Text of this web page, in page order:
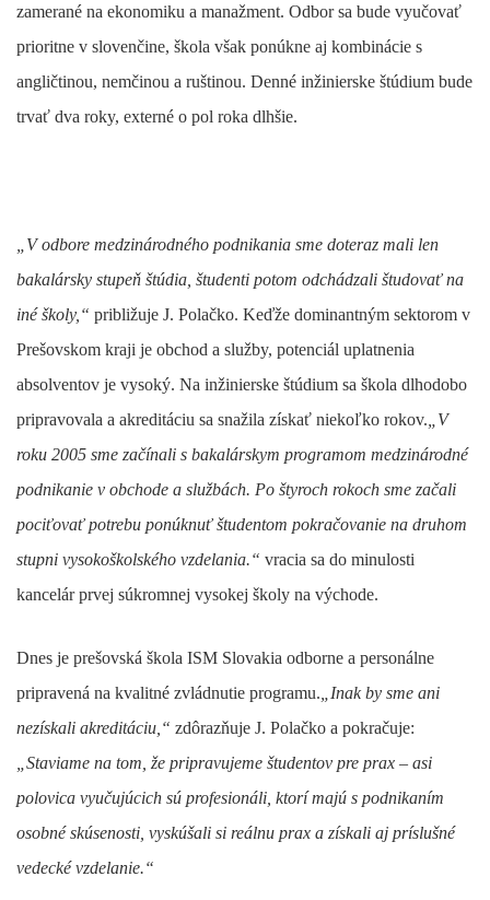
zamerané na ekonomiku a manažment. Odbor sa bude vyučovať
prioritne v slovenčine, škola však ponúkne aj kombinácie s
angličtinou, nemčinou a ruštinou. Denné inžinierske štúdium bude
trvať dva roky, externé o pol roka dlhšie.
„V odbore medzinárodného podnikania sme doteraz mali len
bakalársky stupeň štúdia, študenti potom odchádzali študovať na
iné školy,“ približuje J. Polačko. Keďže dominantným sektorom v
Prešovskom kraji je obchod a služby, potenciál uplatnenia
absolventov je vysoký. Na inžinierske štúdium sa škola dlhodobo
pripravovala a akreditáciu sa snažila získať niekoľko rokov. „V
roku 2005 sme začínali s bakalárskym programom medzinárodné
podnikanie v obchode a službách. Po štyroch rokoch sme začali
pociťovať potrebu ponúknuť študentom pokračovanie na druhom
stupni vysokoškolského vzdelania.“ vracia sa do minulosti
kancelár prvej súkromnej vysokej školy na východe.
Dnes je prešovská škola ISM Slovakia odborne a personálne
pripravená na kvalitné zvládnutie programu. „Inak by sme ani
nezískali akreditáciu,“ zdôrazňuje J. Polačko a pokračuje:
„Staviame na tom, že pripravujeme študentov pre prax – asi
polovica vyučujúcich sú profesionáli, ktorí majú s podnikaním
osobné skúsenosti, vyskúšali si reálnu prax a získali aj príslušné
vedecké vzdelanie.“